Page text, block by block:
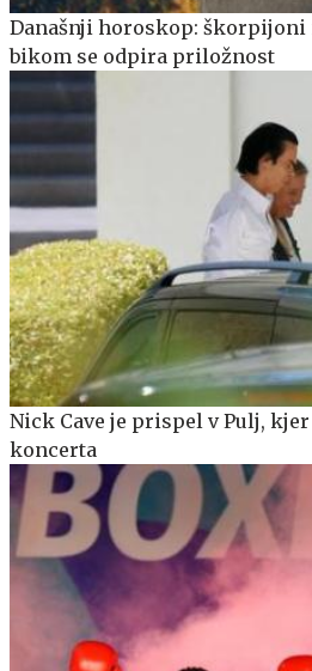
Današnji horoskop: škorpijoni
bikom se odpira priložnost
Nick Cave je prispel v Pulj,
koncerta